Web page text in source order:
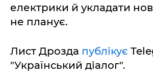
електрики й укладати
не планує.
Лист Дрозда публікує
"Український діалог".